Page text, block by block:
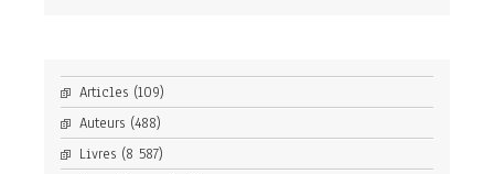
Articles (109)
Auteurs (488)
Livres (8 587)